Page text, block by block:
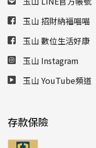
玉山 招財納福喵喵
玉山 數位生活好康
玉山 Instagram
玉山 YouTube頻道
存款保險